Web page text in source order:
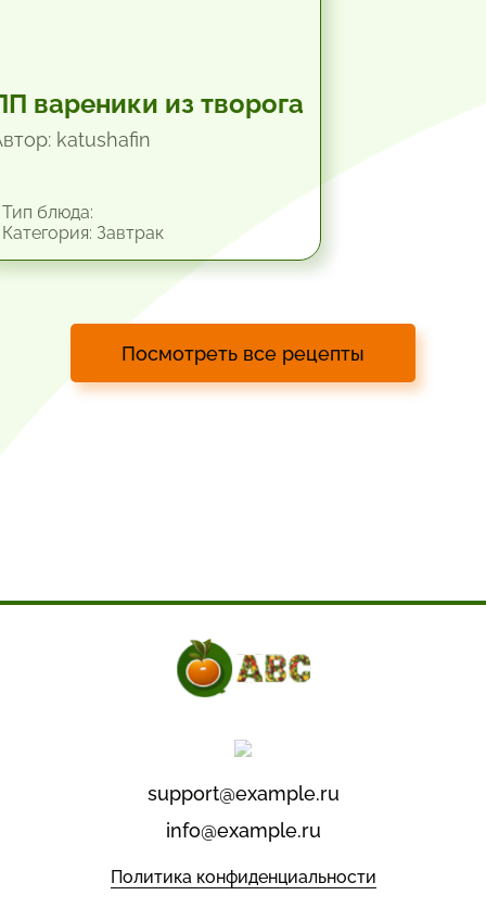
вареники из творога
katushafin
блюда:
Завтрак
Посмотреть все рецепты
support@example.ru
info@example.ru
Политика конфиденциальности